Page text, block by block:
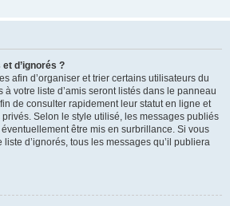
d’ignorés ?
afin d’organiser et trier certains utilisateurs du
à votre liste d’amis seront listés dans le panneau
de consulter rapidement leur statut en ligne et
Selon le style utilisé, les messages publiés
être mis en surbrillance. Si vous
d’ignorés, tous les messages qu’il publiera